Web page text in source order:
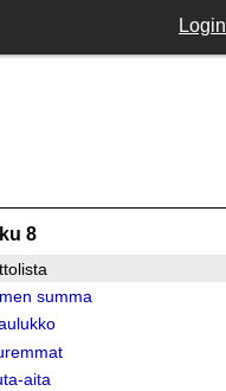
Login
8
summa
aita